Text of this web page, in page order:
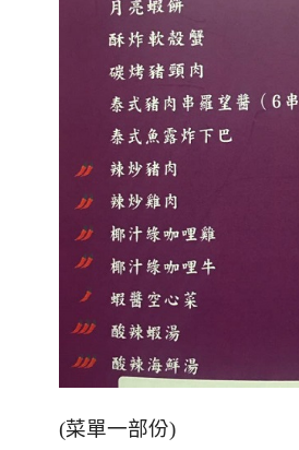
(菜單一部份)